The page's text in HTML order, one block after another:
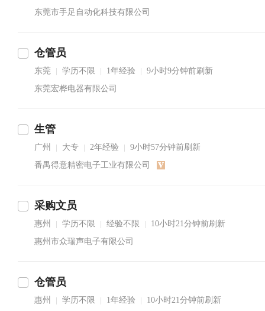
东莞市手足自动化科技有限公司
仓管员
东莞 学历不限 1年经验
9小时9分钟前刷新
东莞宏桦电器有限公司
生管
广州 大专 2年经验
9小时57分钟前刷新
番禺得意精密电子工业有限公司
采购文员
惠州 学历不限 经验不限
10小时21分钟前刷新
惠州市众瑞声电子有限公司
仓管员
惠州 学历不限 1年经验
10小时21分钟前刷新